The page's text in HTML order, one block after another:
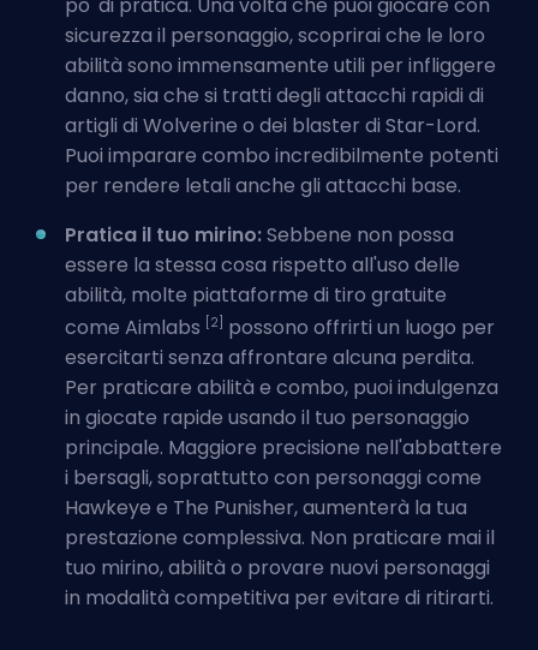
sicurezza il personaggio, scoprirai che le loro
abilità sono immensamente utili per infliggere
danno, sia che si tratti degli attacchi rapidi di
artigli di Wolverine o dei blaster di Star-Lord.
Puoi imparare combo incredibilmente potenti
per rendere letali anche gli attacchi base.
Pratica il tuo mirino:Sebbene non possa
essere la stessa cosa rispetto all'uso delle
abilità, molte piattaforme di tiro gratuite
come Aimlabs
[2]
possono offrirti un luogo per
esercitarti senza affrontare alcuna perdita.
Per praticare abilità e combo, puoi indulgenza
in giocate rapide usando il tuo personaggio
principale. Maggiore precisione nell'abbattere
i bersagli, soprattutto con personaggi come
Hawkeye e The Punisher, aumenterà la tua
prestazione complessiva. Non praticare mai il
tuo mirino, abilità o provare nuovi personaggi
in modalità competitiva per evitare di ritirarti.